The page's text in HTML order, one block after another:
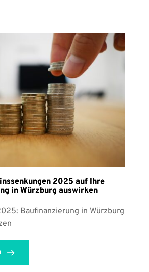
2025 auf Ihre
in Würzburg auswirken
Baufinanzierung in Würzburg